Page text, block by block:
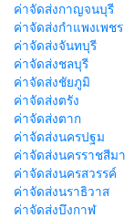
ค่าจัดส่งกาญจนบุรี
ค่าจัดส่งกำแพงเพชร
ค่าจัดส่งจันทบุรี
ค่าจัดส่งชลบุรี
ค่าจัดส่งชัยภูมิ
ค่าจัดส่งตรัง
ค่าจัดส่งตาก
ค่าจัดส่งนครปฐม
ค่าจัดส่งนครราชสีมา
ค่าจัดส่งนครสวรรค์
ค่าจัดส่งนราธิวาส
ค่าจัดส่งบึงกาฬ